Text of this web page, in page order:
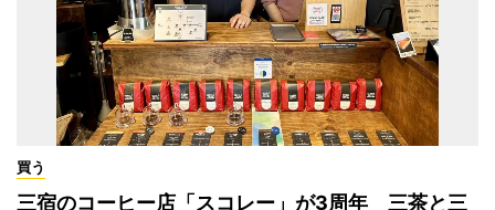
買う
三宿のコーヒー店「スコレー」が3周年 三茶と三